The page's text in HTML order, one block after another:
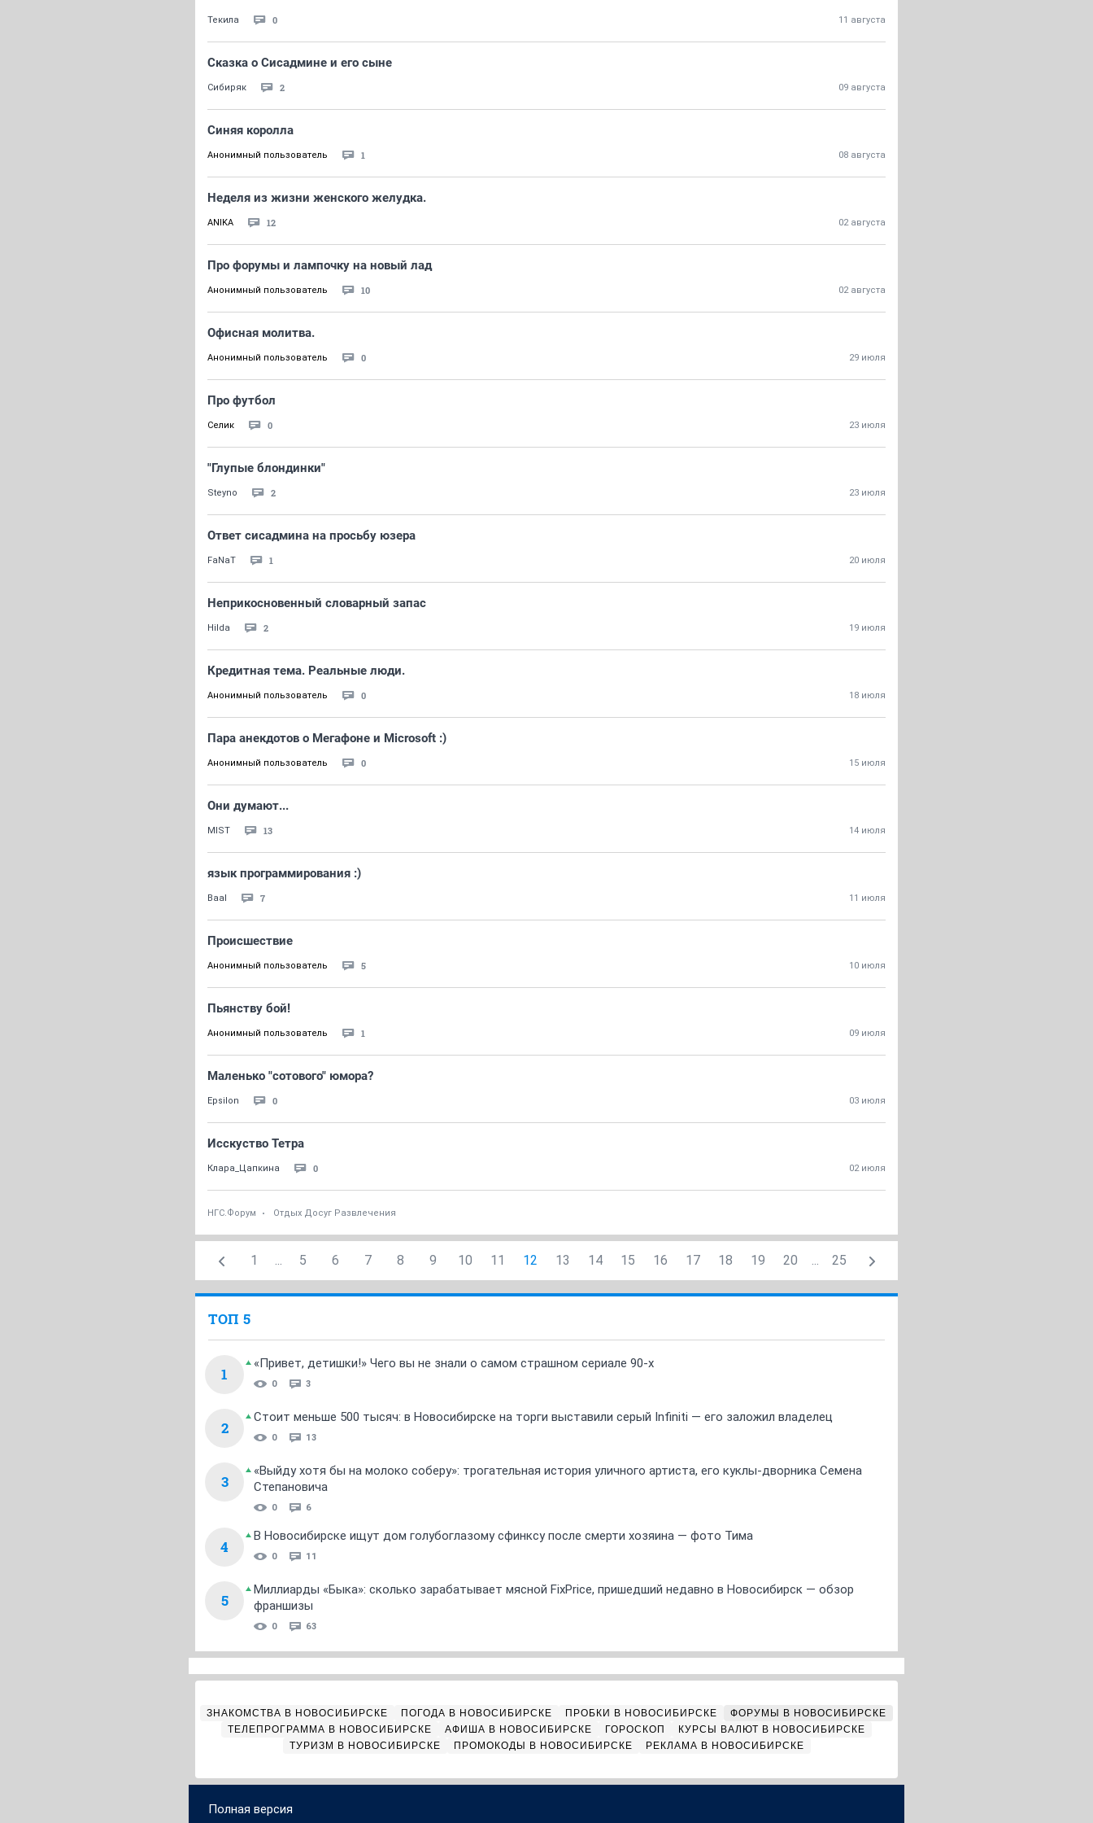
Текила 0 11 августа
Сказка о Сисадмине и его сыне
Сибиряк 2 09 августа
Синяя королла
Анонимный пользователь 1 08 августа
Неделя из жизни женского желудка.
ANIKA 12 02 августа
Про форумы и лампочку на новый лад
Анонимный пользователь 10 02 августа
Офисная молитва.
Анонимный пользователь 0 29 июля
Про футбол
Селик 0 23 июля
"Глупые блондинки"
Steyno 2 23 июля
Ответ сисадмина на просьбу юзера
FaNaT 1 20 июля
Неприкосновенный словарный запас
Hilda 2 19 июля
Кредитная тема. Реальные люди.
Анонимный пользователь 0 18 июля
Пара анекдотов о Мегафоне и Microsoft :)
Анонимный пользователь 0 15 июля
Они думают...
MIST 13 14 июля
язык программирования :)
Baal 7 11 июля
Происшествие
Анонимный пользователь 5 10 июля
Пьянству бой!
Анонимный пользователь 1 09 июля
Маленько "сотового" юмора?
Epsilon 0 03 июля
Исскуство Тетра
Клара_Цапкина 0 02 июля
НГС.Форум Отдых Досуг Развлечения
1 ... 5 6 7 8 9 10 11 12 13 14 15 16 17 18 19 20 ... 25
ТОП 5
1
«Привет, детишки!» Чего вы не знали о самом страшном сериале 90-х
0 3
2
Стоит меньше 500 тысяч: в Новосибирске на торги выставили серый Infiniti — его заложил владелец
0 13
3
«Выйду хотя бы на молоко соберу»: трогательная история уличного артиста, его куклы-дворника Семена
Степановича
0 6
4
В Новосибирске ищут дом голубоглазому сфинксу после смерти хозяина — фото Тима
0 11
5
Миллиарды «Быка»: сколько зарабатывает мясной FixPrice, пришедший недавно в Новосибирск — обзор
франшизы
0 63
ЗНАКОМСТВА В НОВОСИБИРСКЕ ПОГОДА В НОВОСИБИРСКЕ ПРОБКИ В НОВОСИБИРСКЕ
ФОРУМЫ В НОВОСИБИРСКЕ
ТЕЛЕПРОГРАММА В НОВОСИБИРСКЕ
АФИША В НОВОСИБИРСКЕ ГОРОСКОП
КУРСЫ ВАЛЮТ В НОВОСИБИРСКЕ
ТУРИЗМ В НОВОСИБИРСКЕ
ПРОМОКОДЫ В НОВОСИБИРСКЕ РЕКЛАМА В НОВОСИБИРСКЕ
Полная версия